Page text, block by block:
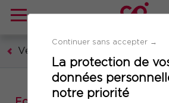
Continuer sans accepter →
La protection de
données
notre priorité
Vente et relation client